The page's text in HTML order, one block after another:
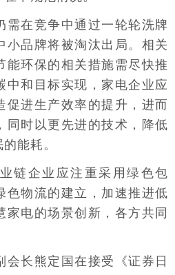
需在竞争中通过一轮轮洗牌
小品牌将被淘汰出局。相关
能环保的相关措施需尽快推
中和目标实现，家电企业应
促进生产效率的提升，进而
同时以更先进的技术，降低
能耗。
链企业应注重采用绿色包
色物流的建立，加速推进低
家电的场景创新，各方共同
会长熊定国在接受《证券日